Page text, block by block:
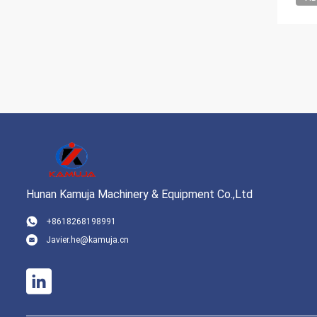
Hunan Kamuja Machinery & Equipment Co.,Ltd
+8618268198991
Javier.he@kamuja.cn